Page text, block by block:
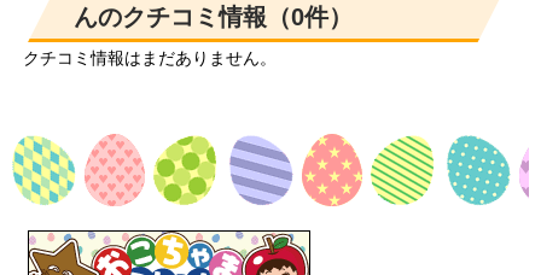
んのクチコミ情報（0件）
クチコミ情報はまだありません。